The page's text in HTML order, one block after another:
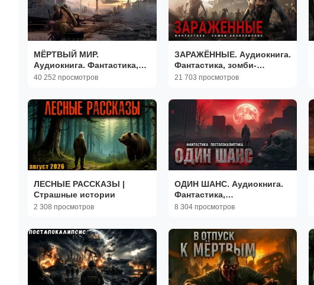
МЁРТВЫЙ МИР.
Аудиокнига. Фантастика,
постапокалиптика,
40 252 просмотров
ЗАРАЖЁННЫЕ. Аудиокнига.
Фантастика, зомби-
апокалипсис,
21 703 просмотров
ЛЕСНЫЕ РАССКАЗЫ |
Страшные истории
2 308 просмотров
ОДИН ШАНС. Аудиокнига.
Фантастика,
постапокалиптика.
8 304 просмотров